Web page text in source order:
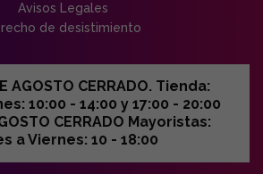
Avisos Legales
de desistimiento
AGOSTO CERRADO. Tienda:
10:00 - 14:00 y 17:00 - 20:00
CERRADO Mayoristas:
a Viernes: 10 - 18:00